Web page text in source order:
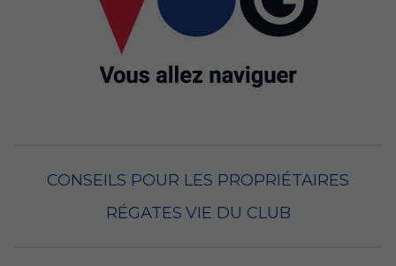
CONSEILS POUR LES PROPRIÉTAIRES
RÉGATES VIE DU CLUB